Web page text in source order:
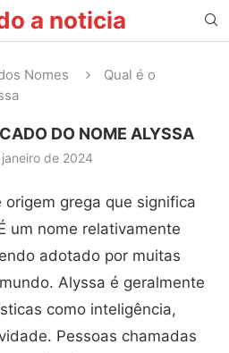
a noticia
Nomes
Qual é o
DO NOME ALYSSA
de 2024
grega que significa
um nome relativamente
adotado por muitas
Alyssa é geralmente
como inteligência,
Pessoas chamadas